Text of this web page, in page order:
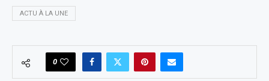
ACTU À LA UNE
0